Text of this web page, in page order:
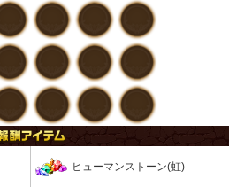
ヒューマンストーン(虹)